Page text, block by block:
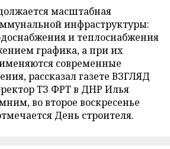
масштабная
инфраструктуры:
и теплоснабжения
графика, а при их
современные
рассказал газете ВЗГЛЯД
ТЗ ФРТ в ДНР Илья
во второе воскресенье
День строителя.